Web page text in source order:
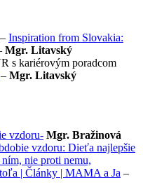
Inspiration from Slovakia:
Mgr. Litavský
s kariérovým poradcom
Mgr. Litavský
vzdoru- Mgr. Bražinová
vzdoru: Dieťa najlepšie
nie proti nemu,
| Články | MAMA a Ja –